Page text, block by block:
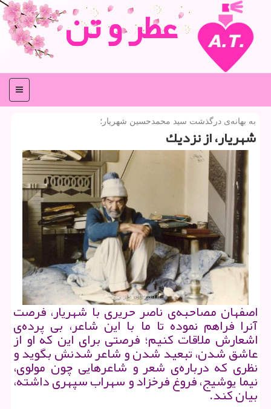
عطر و تن
منو
به بهانه‌ی درگذشت سید محمدحسین شهریار؛
شهریار، از نزدیك
اصفهان مصاحبه‌ی ناصر حریری با شهریار، فرصت
آنرا فراهم نموده تا ما با این شاعر، بی پرده‌ی
اشعارش ملاقات كنیم؛ فرصتی برای این كه او از
عاشق شدن، تبعید شدن و شاعر شدنش بگوید و
نظری كه درباره‌ی شعر و شاعرهایی چون مولوی،
نیما یوشیج، فروغ فرخزاد و سهراب سپهری داشته،
بیان كند.